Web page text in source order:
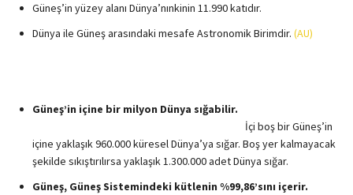
Güneş’in yüzey alanı Dünya’nınkinin 11.990 katıdır.
Dünya ile Güneş arasındaki mesafe Astronomik Birimdir. (AU)
Güneş’in içine bir milyon Dünya sığabilir.
İçi boş bir Güneş’in
içine yaklaşık 960.000 küresel Dünya’ya sığar. Boş yer kalmayacak
şekilde sıkıştırılırsa yaklaşık 1.300.000 adet Dünya sığar.
Güneş, Güneş Sistemindeki kütlenin %99,86’sını içerir.